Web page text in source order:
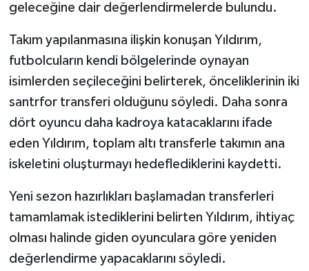
geleceğine dair değerlendirmelerde bulundu.
Takım yapılanmasına ilişkin konuşan Yıldırım,
futbolcuların kendi bölgelerinde oynayan
isimlerden seçileceğini belirterek, önceliklerinin iki
santrfor transferi olduğunu söyledi. Daha sonra
dört oyuncu daha kadroya katacaklarını ifade
eden Yıldırım, toplam altı transferle takımın ana
iskeletini oluşturmayı hedeflediklerini kaydetti.
Yeni sezon hazırlıkları başlamadan transferleri
tamamlamak istediklerini belirten Yıldırım, ihtiyaç
olması halinde giden oyunculara göre yeniden
değerlendirme yapacaklarını söyledi.